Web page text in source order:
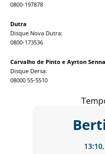
0800-197878
Dutra
Disque Nova Dutra:
0800-173536
Carvalho de Pinto e Ayrton Senna
Disque Dersa:
08000 55-5510
13:10,